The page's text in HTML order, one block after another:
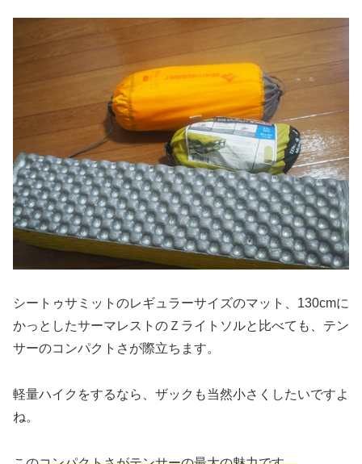
シートゥサミットのレギュラーサイズのマット、130cmに
かっとしたサーマレストのＺライトソルと比べても、テン
サーのコンパクトさが際立ちます。
軽量ハイクをするなら、ザックも当然小さくしたいですよ
ね。